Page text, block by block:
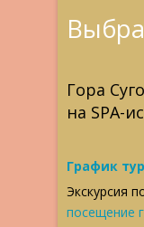
Гора
на SPA-
График
Экскурсия
посещение